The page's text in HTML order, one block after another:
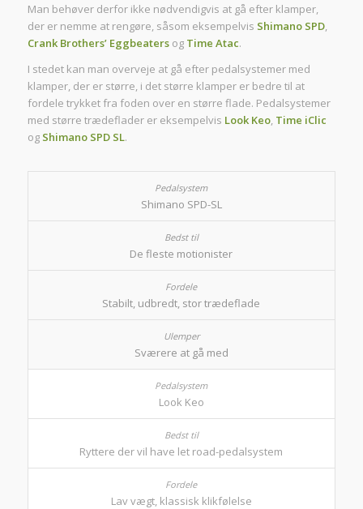
Man behøver derfor ikke nødvendigvis at gå efter klamper,
der er nemme at rengøre, såsom eksempelvis Shimano SPD,
Crank Brothers’ Eggbeatersog Time Atac.
I stedet kan man overveje at gå efter pedalsystemer med
klamper, der er større, i det større klamper er bedre til at
fordele trykket fra foden over en større flade. Pedalsystemer
med større trædeflader er eksempelvis Look Keo, Time iClic
og Shimano SPD SL.
Shimano SPD-SL
De fleste motionister
Stabilt, udbredt, stor trædeflade
Sværere at gå med
Look Keo
Ryttere der vil have let road-pedalsystem
Lav vægt, klassisk klikfølelse